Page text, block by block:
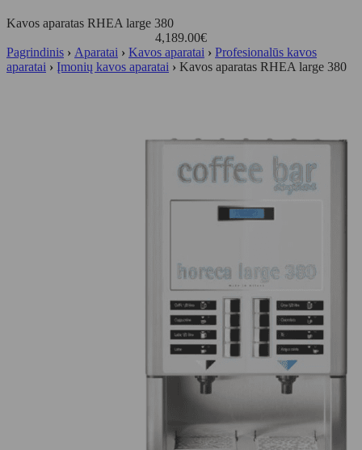
Kavos aparatas RHEA large 380
4,189.00€
Pagrindinis › Aparatai › Kavos aparatai › Profesionalūs kavos
aparatai › Įmonių kavos aparatai › Kavos aparatas RHEA large 380